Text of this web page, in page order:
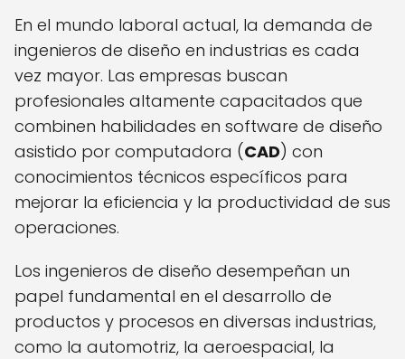
En el mundo laboral actual, la demanda de
ingenieros de diseño en industrias es cada
vez mayor. Las empresas buscan
profesionales altamente capacitados que
combinen habilidades en software de diseño
asistido por computadora (CAD) con
conocimientos técnicos específicos para
mejorar la eficiencia y la productividad de sus
operaciones.
Los ingenieros de diseño desempeñan un
papel fundamental en el desarrollo de
productos y procesos en diversas industrias,
como la automotriz, la aeroespacial, la